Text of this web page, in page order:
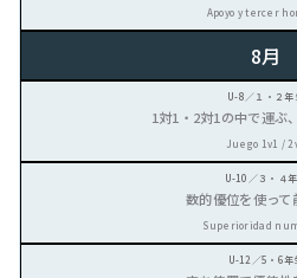
Apoyo y tercer
8月
1対1・2対1の中で運ぶ
Juego 1v1 /
数的優位を使って
Superioridad